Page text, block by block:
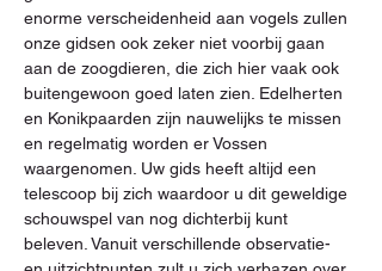
enorme verscheidenheid aan vogels zullen
onze gidsen ook zeker niet voorbij gaan
aan de zoogdieren, die zich hier vaak ook
buitengewoon goed laten zien. Edelherten
en Konikpaarden zijn nauwelijks te missen
en regelmatig worden er Vossen
waargenomen. Uw gids heeft altijd een
telescoop bij zich waardoor u dit geweldige
schouwspel van nog dichterbij kunt
beleven. Vanuit verschillende observatie-